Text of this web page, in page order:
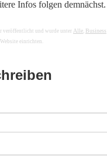
Infos folgen demnächst.
veröffentlicht und wurde unter Alle, Business
einrichten.